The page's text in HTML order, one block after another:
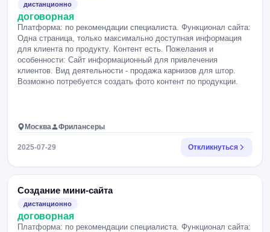
дистанционно
договорная
Платформа: по рекомендации специалиста. Функционал сайта:
Одна страница, только максимально доступная информация
для клиента по продукту. Контент есть. Пожелания и
особенности: Сайт информационный для привлечения
клиентов. Вид деятельности - продажа карнизов для штор.
Возможно потребуется создать фото контент по продукции.
Москва Фрилансеры
2025-07-29 Откликнуться
Создание мини-сайта
дистанционно
договорная
Платформа: по рекомендации специалиста. Функционал сайта: